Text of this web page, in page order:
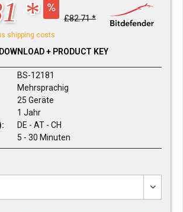
* £82.71 *
shipping costs
+ PRODUCT KEY
BS-12181
Mehrsprachig
25 Geräte
1 Jahr
DE - AT - CH
5 - 30 Minuten